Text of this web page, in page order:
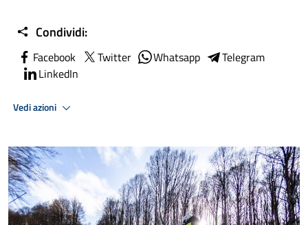
Condividi:
Facebook Twitter Whatsapp
Telegram
LinkedIn
Vedi azioni